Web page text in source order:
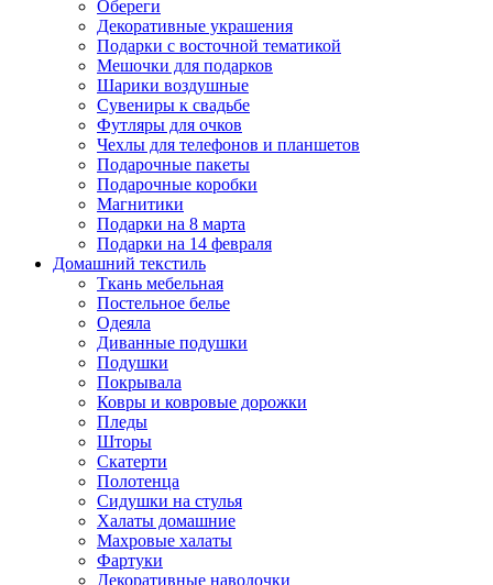
Обереги
Декоративные украшения
Подарки с восточной тематикой
Мешочки для подарков
Шарики воздушные
Сувениры к свадьбе
Футляры для очков
Чехлы для телефонов и планшетов
Подарочные пакеты
Подарочные коробки
Магнитики
Подарки на 8 марта
Подарки на 14 февраля
Домашний текстиль
Ткань мебельная
Постельное белье
Одеяла
Диванные подушки
Подушки
Покрывала
Ковры и ковровые дорожки
Пледы
Шторы
Скатерти
Полотенца
Сидушки на стулья
Халаты домашние
Махровые халаты
Фартуки
Декоративные наволочки